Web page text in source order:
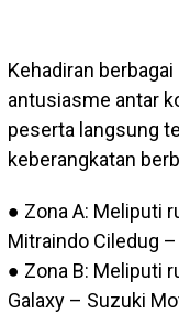
Kehadiran
antusiasme antar
peserta langsung
keberangkatan
● Zona A: Meliputi
Mitraindo Ciledug
● Zona B: Meliputi
Galaxy – Suzuki